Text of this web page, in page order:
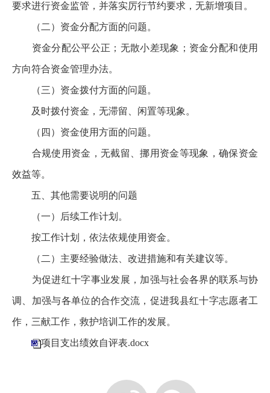
要求进行资金监管，并落实厉行节约要求，无新增项目。
（二）资金分配方面的问题。
资金分配公平公正；无散小差现象；资金分配和使用
方向符合资金管理办法。
（三）资金拨付方面的问题。
及时拨付资金，无滞留、闲置等现象。
（四）资金使用方面的问题。
合规使用资金，无截留、挪用资金等现象，确保资金
效益等。
五、其他需要说明的问题
（一）后续工作计划。
按工作计划，依法依规使用资金。
（二）主要经验做法、改进措施和有关建议等。
为促进红十字事业发展，加强与社会各界的联系与协
调、加强与各单位的合作交流，促进我县红十字志愿者工
作，三献工作，救护培训工作的发展。
项目支出绩效自评表.docx